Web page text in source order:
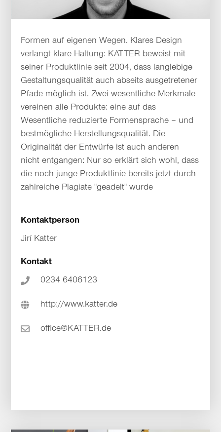
Formen auf eigenen Wegen. Klares Design
verlangt klare Haltung: KATTER beweist mit
seiner Produktlinie seit 2004, dass langlebige
Gestaltungsqualität auch abseits ausgetretener
Pfade möglich ist. Zwei wesentliche Merkmale
vereinen alle Produkte: eine auf das
Wesentliche reduzierte Formensprache – und
bestmögliche Herstellungsqualität. Die
Originalität der Entwürfe ist auch anderen
nicht entgangen: Nur so erklärt sich wohl, dass
die noch junge Produktlinie bereits jetzt durch
zahlreiche Plagiate "geadelt" wurde
Kontaktperson
Jirí Katter
Kontakt
0234 6406123
http://www.katter.de
office@KATTER.de